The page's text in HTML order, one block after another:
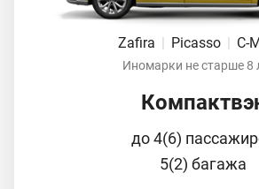
Zafira | Picasso | C-
Иномарки не старше 8
до 4(6)
5(2) багажа